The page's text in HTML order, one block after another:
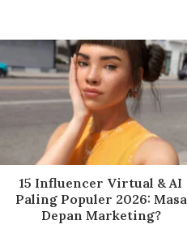
15 Influencer Virtual & AI
Paling Populer 2026: Masa
Depan Marketing?